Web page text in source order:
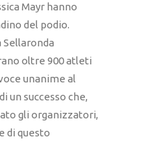
Mayr hanno
del podio.
Sellaronda
oltre 900 atleti
unanime al
un successo che,
gli organizzatori,
di questo